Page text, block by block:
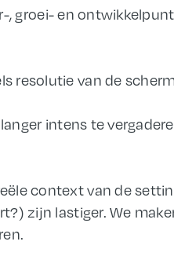
, groei- en
resolutie van de
intens te
context van de
zijn lastiger. We